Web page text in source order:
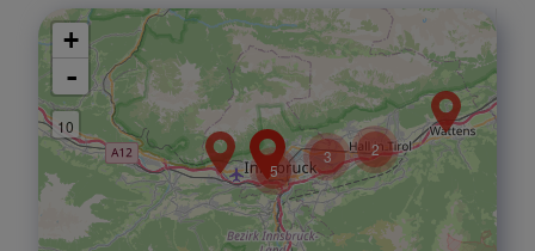
2
3
5
+
-
10